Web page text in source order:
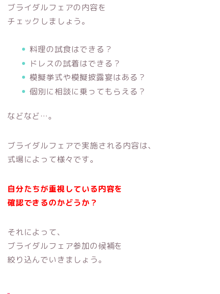
ブライダルフェアの内容を
チェックしましょう。
料理の試食はできる？
ドレスの試着はできる？
模擬挙式や模擬披露宴はある？
個別に相談に乗ってもらえる？
などなど…。
ブライダルフェアで実施される内容は、
式場によって様々です。
自分たちが重視している内容を
確認できるのかどうか？
それによって、
ブライダルフェア参加の候補を
絞り込んでいきましょう。